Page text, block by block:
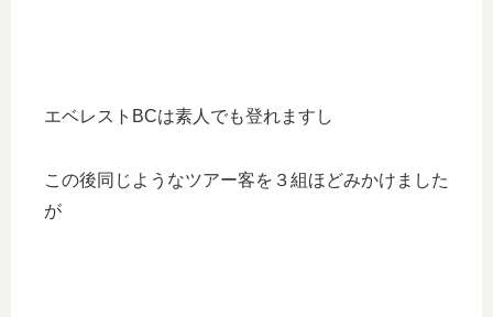
エベレストBCは素人でも登れますし
この後同じようなツアー客を３組ほどみかけました
が